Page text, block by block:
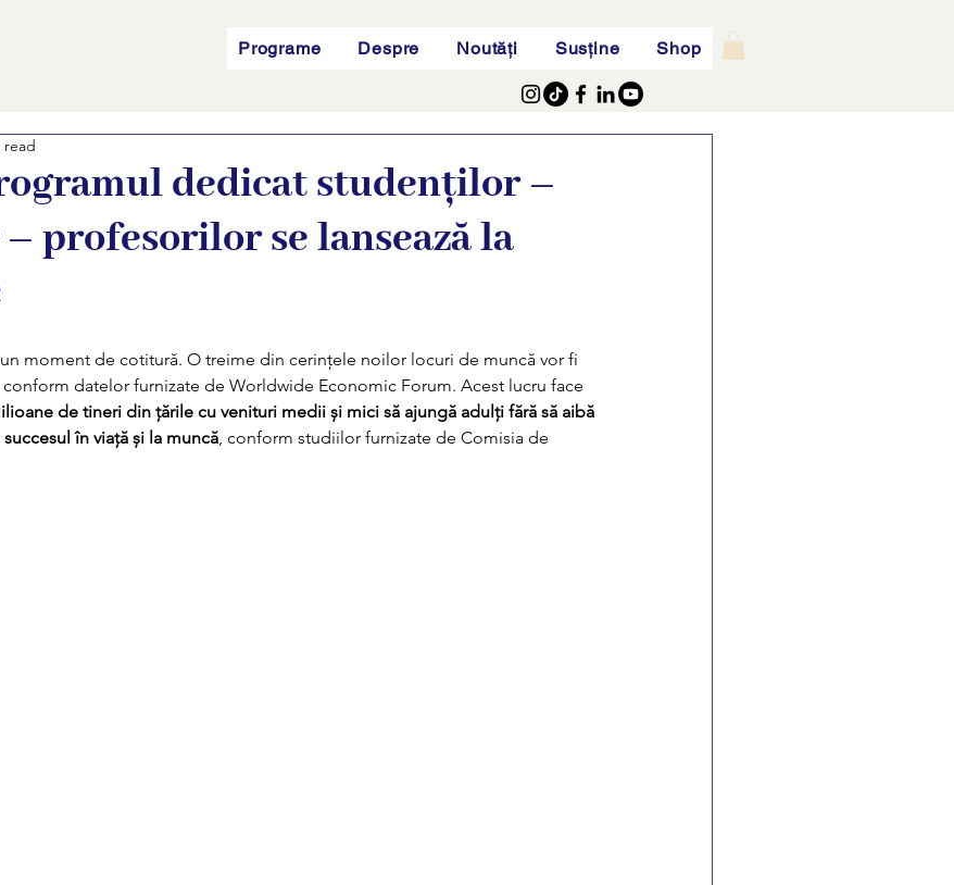
Programe Despre Noutăți Susține Shop
dedicat studenților –
profesorilor se lansează la
read
un moment de cotitură. O treime din cerințele noilor locuri de muncă vor fi
datelor furnizate de Worldwide Economic Forum. Acest lucru face
de tineri din țările cu venituri medii și mici să ajungă adulți fără să aibă
în viață și la muncă, conform studiilor furnizate de Comisia de